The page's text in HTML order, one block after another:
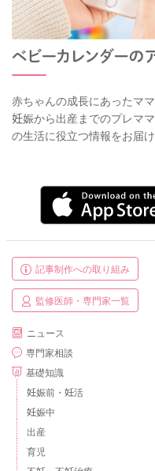
赤ちゃんの成長にあったマ
妊娠から出産までのプレマ
の生活に役立つ情報をお届け
記事制作への取り組み
監修医師・専門家一覧
ニュース
専門家相談
基礎知識
妊娠前・妊活
妊娠中
出産
育児